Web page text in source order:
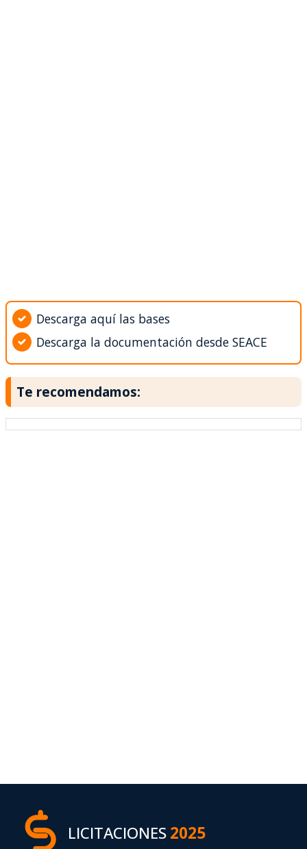
Descarga aquí las bases
Descarga la documentación desde SEACE
Te recomendamos:
LICITACIONES2025